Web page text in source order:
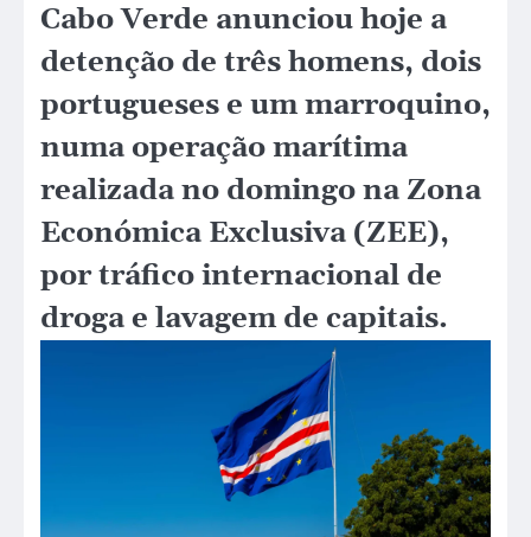
Cabo Verde anunciou hoje a
detenção de três homens, dois
portugueses e um marroquino,
numa operação marítima
realizada no domingo na Zona
Económica Exclusiva (ZEE),
por tráfico internacional de
droga e lavagem de capitais.